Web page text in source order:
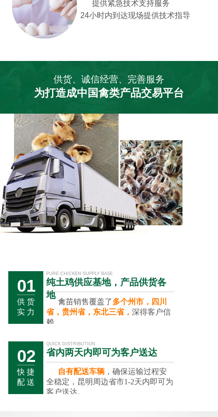
提供紧急技术支持服务
24小时内到达现场提供技术指导
供货、诚信经营、完善服务
为打造成中国禽类产品交易平台
01
供 货
实 力
PURE CHICKEN SUPPLY BASE
纯土鸡供应基地，产品供货各
地
禽苗销售覆盖了多个州市，四川
省，贵州省，东北三省，深得客户信
赖。
02
快 捷
配 送
QUICK DISTRIBUTION
省内两天内即可为客户送达
自有配送车辆 ，确保运输过程安
全稳定，昆明周边省市1-2天内即可为
客户送达。